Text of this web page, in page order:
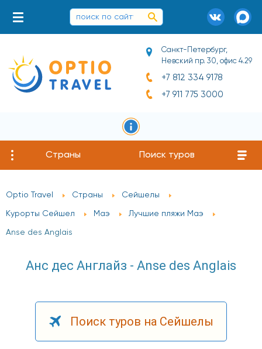
Санкт-Петербург,
Невский пр. 30, офис 4.29
+7 812 334 9178
+7 911 775 3000
Страны Поиск туров
Optio Travel Страны Сейшелы
Курорты Сейшел Маэ Лучшие пляжи Маэ
Anse des Anglais
Анс дес Англайз - Anse des Anglais
Поиск туров на Сейшелы